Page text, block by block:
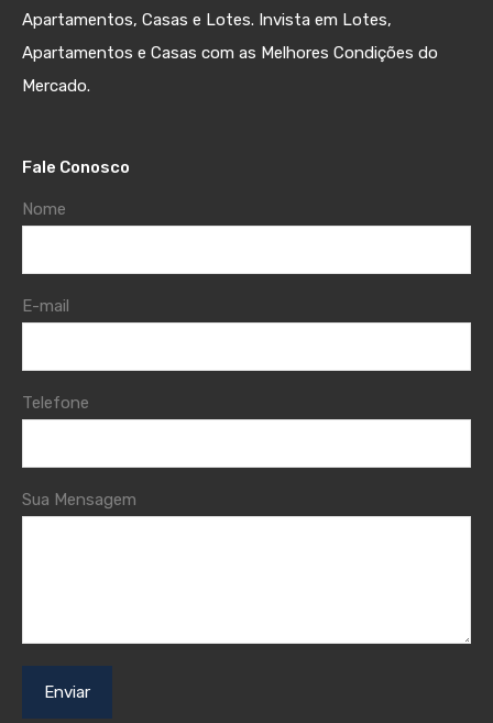
Apartamentos, Casas e Lotes. Invista em Lotes,
Apartamentos e Casas com as Melhores Condições do
Mercado.
Fale Conosco
Nome
E-mail
Telefone
Sua Mensagem